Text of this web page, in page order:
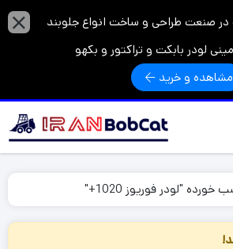
در صنعت طراحی و ساخت انواع جلوبند
لودر بابکت و تراکتور و بکهو
مشاهده و خرید
"لودر فوریوز 1020+"